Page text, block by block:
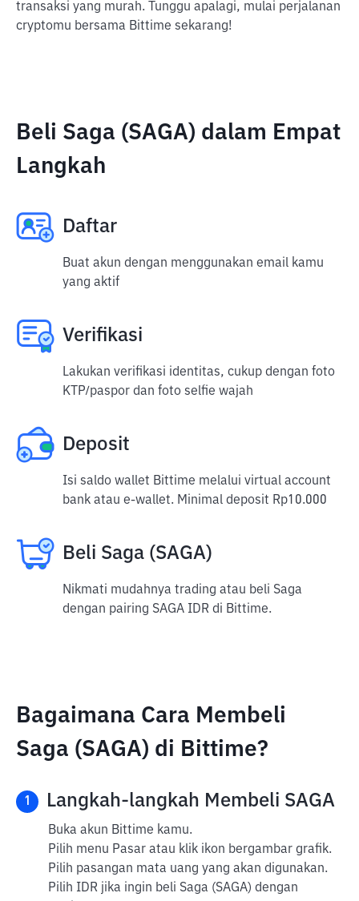
transaksi yang murah. Tunggu apalagi, mulai perjalanan
cryptomu bersama Bittime sekarang!
Beli Saga (SAGA) dalam Empat
Langkah
Daftar
Buat akun dengan menggunakan email kamu
yang aktif
Verifikasi
Lakukan verifikasi identitas, cukup dengan foto
KTP/paspor dan foto selfie wajah
Deposit
Isi saldo wallet Bittime melalui virtual account
bank atau e-wallet. Minimal deposit Rp10.000
Beli Saga (SAGA)
Nikmati mudahnya trading atau beli Saga
dengan pairing SAGA IDR di Bittime.
Bagaimana Cara Membeli
Saga (SAGA) di Bittime?
1 Langkah-langkah Membeli SAGA
Buka akun Bittime kamu.
Pilih menu Pasar atau klik ikon bergambar grafik.
Pilih pasangan mata uang yang akan digunakan.
Pilih IDR jika ingin beli Saga (SAGA) dengan